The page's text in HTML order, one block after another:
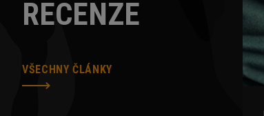
RECENZE
VŠECHNY ČLÁNKY